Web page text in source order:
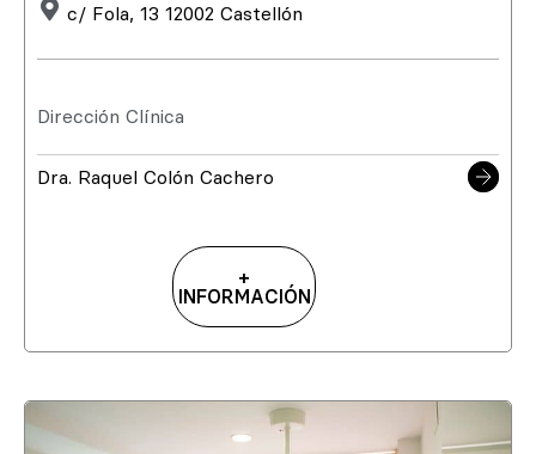
c/ Fola, 13 12002 Castellón
Dirección Clínica
Dra. Raquel Colón Cachero
+
INFORMACIÓN